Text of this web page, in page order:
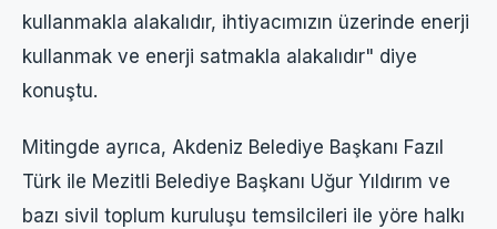
kullanmakla alakalıdır, ihtiyacımızın üzerinde enerji
kullanmak ve enerji satmakla alakalıdır" diye
konuştu.
Mitingde ayrıca, Akdeniz Belediye Başkanı Fazıl
Türk ile Mezitli Belediye Başkanı Uğur Yıldırım ve
bazı sivil toplum kuruluşu temsilcileri ile yöre halkı